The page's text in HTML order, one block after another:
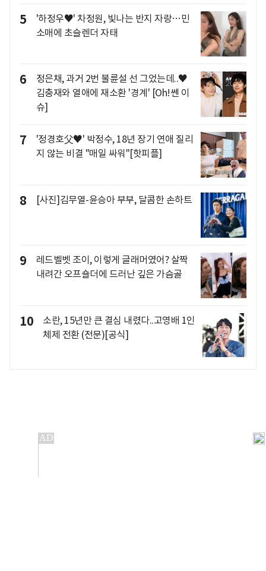
5
'하정우♥' 차정원, 빛나는 반지 자랑…민
소매에 초슬렌더 자태
6
정은채, 과거 2번 불륜설 선 그었는데..♥
김충재와 열애에 재소환 '경계' [Oh!쎈 이
슈]
7
'정경호父♥' 박정수, 18년 장기 연애 질리
지 않는 비결 "매일 싸워"[핫피플]
8 [사진]김무열-윤승아 부부, 달콤한 손하트
9
레드벨벳 조이, 이렇게 글래머였어? 살짝
내려간 오프숄더에 드러난 깊은 가슴골
10
소란, 15년만 큰 결심 내렸다..고영배 1인
체제 전환 (전문)[공식]